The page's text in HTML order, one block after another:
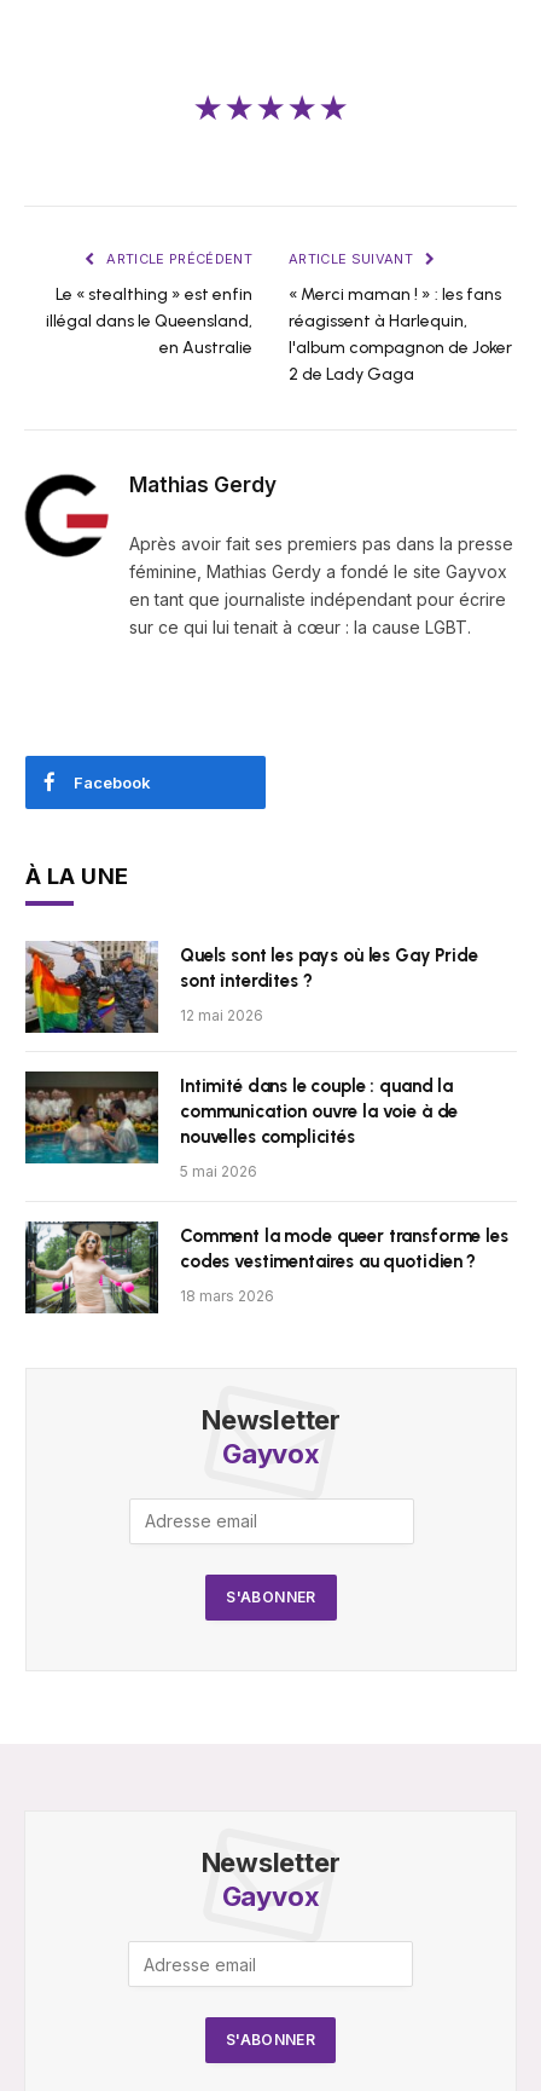
★★★★★
ARTICLE PRÉCÉDENT
Le « stealthing » est enfin
illégal dans le Queensland,
en Australie
ARTICLE SUIVANT
« Merci maman ! » : les fans
réagissent à Harlequin,
l'album compagnon de Joker
2 de Lady Gaga
Mathias Gerdy
Après avoir fait ses premiers pas dans la presse
féminine, Mathias Gerdy a fondé le site Gayvox
en tant que journaliste indépendant pour écrire
sur ce qui lui tenait à cœur : la cause LGBT.
Facebook
À LA UNE
Quels sont les pays où les Gay Pride
sont interdites ?
12 mai 2026
Intimité dans le couple : quand la
communication ouvre la voie à de
nouvelles complicités
5 mai 2026
Comment la mode queer transforme les
codes vestimentaires au quotidien ?
18 mars 2026
Newsletter
Gayvox
Newsletter
Gayvox